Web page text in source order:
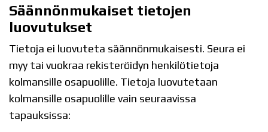
Säännönmukaiset tietojen
luovutukset
Tietoja ei luovuteta säännönmukaisesti. Seura ei
myy tai vuokraa rekisteröidyn henkilötietoja
kolmansille osapuolille. Tietoja luovutetaan
kolmansille osapuolille vain seuraavissa
tapauksissa: